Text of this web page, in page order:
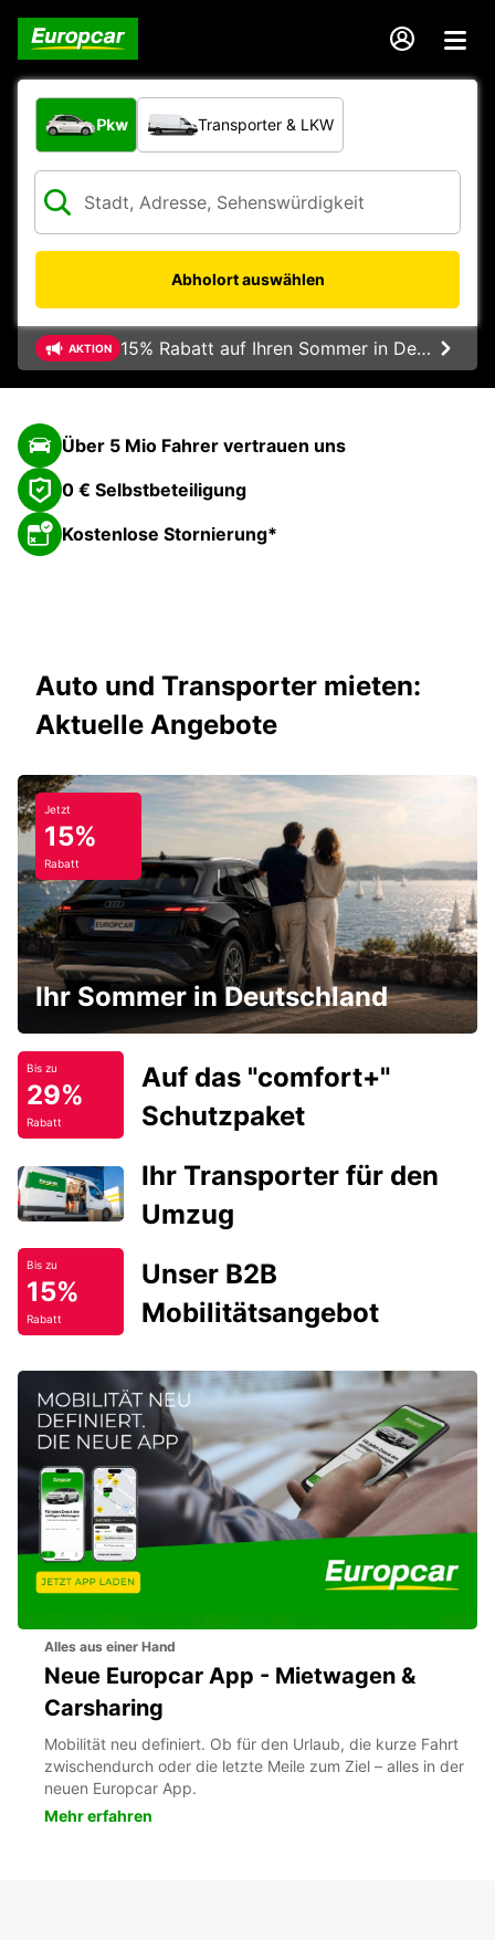
Welche Art von Fahrzeug?
Pkw Transporter & LKW
Abholort auswählen
AKTION 15% Rabatt auf Ihren Sommer in Deutschland
Über 5 Mio Fahrer vertrauen uns
0 € Selbstbeteiligung
Kostenlose Stornierung*
Auto und Transporter mieten:
Aktuelle Angebote
Jetzt
15%
Rabatt
Ihr Sommer in Deutschland
Bis zu
29%
Rabatt
Auf das "comfort+"
Schutzpaket
Ihr Transporter für den
Umzug
Bis zu
15%
Rabatt
Unser B2B
Mobilitätsangebot
Alles aus einer Hand
Neue Europcar App - Mietwagen &
Carsharing
Mobilität neu definiert. Ob für den Urlaub, die kurze Fahrt
zwischendurch oder die letzte Meile zum Ziel – alles in der
neuen Europcar App.
Mehr erfahren